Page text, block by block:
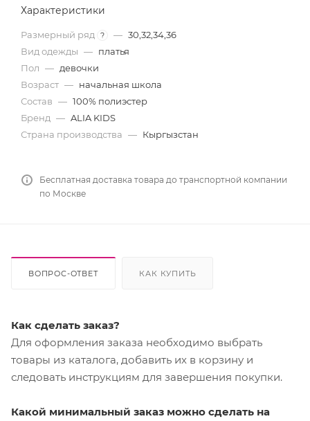
Характеристики
Размерный ряд ? — 30,32,34,36
Вид одежды — платья
Пол — девочки
Возраст — начальная школа
Состав — 100% полиэстер
Бренд — ALIA KIDS
Страна производства — Кыргызстан
Бесплатная доставка товара до транспортной компании
по Москве
ВОПРОС-ОТВЕТ КАК КУПИТЬ
Как сделать заказ?
Для оформления заказа необходимо выбрать
товары из каталога, добавить их в корзину и
следовать инструкциям для завершения покупки.
Какой минимальный заказ можно сделать на